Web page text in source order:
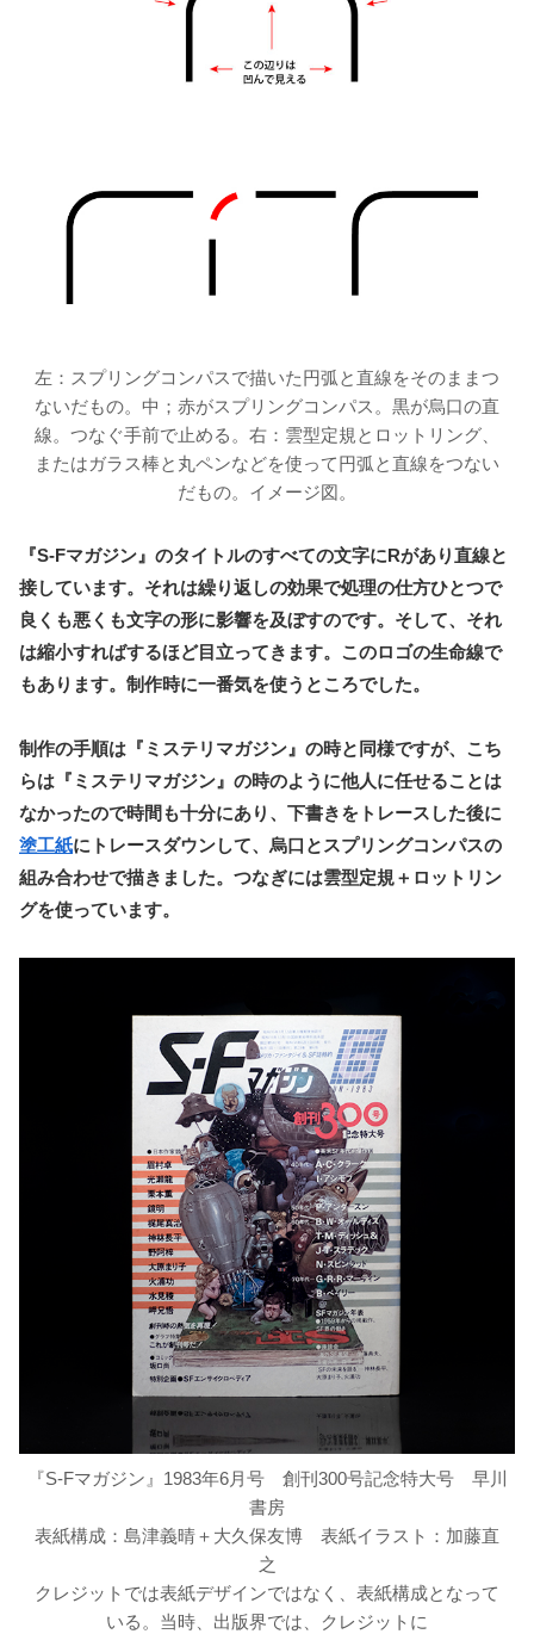
左：スプリングコンパスで描いた円弧と直線をそのままつ
ないだもの。中；赤がスプリングコンパス。黒が烏口の直
線。つなぐ手前で止める。右：雲型定規とロットリング、
またはガラス棒と丸ペンなどを使って円弧と直線をつない
だもの。イメージ図。
『S-Fマガジン』のタイトルのすべての文字にRがあり直線と
接しています。それは繰り返しの効果で処理の仕方ひとつで
良くも悪くも文字の形に影響を及ぼすのです。そして、それ
は縮小すればするほど目立ってきます。このロゴの生命線で
もあります。制作時に一番気を使うところでした。
制作の手順は『ミステリマガジン』の時と同様ですが、こち
らは『ミステリマガジン』の時のように他人に任せることは
なかったので時間も十分にあり、下書きをトレースした後に
塗工紙にトレースダウンして、烏口とスプリングコンパスの
組み合わせで描きました。つなぎには雲型定規＋ロットリン
グを使っています。
『S-Fマガジン』1983年6月号 創刊300号記念特大号 早川
書房
表紙構成：島津義晴＋大久保友博 表紙イラスト：加藤直
之
クレジットでは表紙デザインではなく、表紙構成となって
いる。当時、出版界では、クレジットに